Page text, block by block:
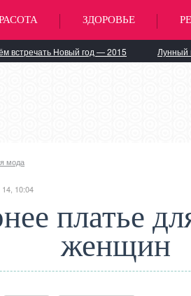
ЗДОРОВЬЕ
встречать Новый год — 2015 Лунный
мода
10:04
платье
женщин